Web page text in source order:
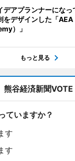
デアプランナーにな
をデザインした「
）」
もっと見る
熊谷経済新聞VOTE
ていますか？
す
す